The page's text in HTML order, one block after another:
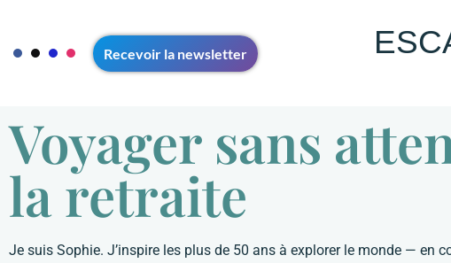
Aller
Recevoir la newsletter
ACCUEIL VOYAGE EN COUPLE 50 +
CONTACT
A PROPOS
Voyager sans
la retraite
Je suis Sophie. J’inspire les plus de 50 ans à explorer le monde — en